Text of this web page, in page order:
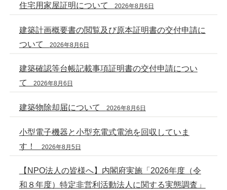
住宅用家屋証明について 2026年8月6日
建築計画概要書の閲覧及び原本証明書の交付申請に
ついて
2026年8月6日
建築確認等台帳記載事項証明書の交付申請につい
て
2026年8月6日
建築物除却届について 2026年8月6日
小型電子機器と小型充電式電池を回収していま
す！
2026年8月5日
【NPO法人の皆様へ】内閣府実施「2026年度（令
和８年度）特定非営利活動法人に関する実態調査」